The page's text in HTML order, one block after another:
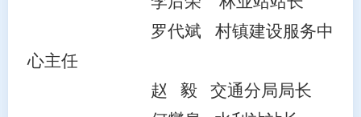
罗代斌
村镇建设服务中
心主任
赵
毅
交通分局局长